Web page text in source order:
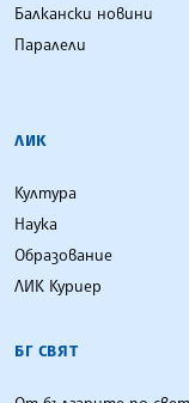
Балкански новини
Паралели
ЛИК
Култура
Наука
Образование
ЛИК Куриер
БГ СВЯТ